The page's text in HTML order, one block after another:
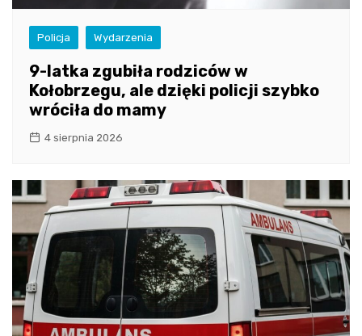
Policja Wydarzenia
9-latka zgubiła rodziców w
Kołobrzegu, ale dzięki policji szybko
wróciła do mamy
4 sierpnia 2026